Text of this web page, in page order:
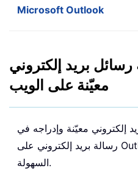
Microsoft Outlook
بريد إلكتروني
معيّنة على الويب
إلكتروني معيّنة وإدراجه في
رسالة بريد إلكتروني على Outlook.com أمرٌ في غاية
السهولة.